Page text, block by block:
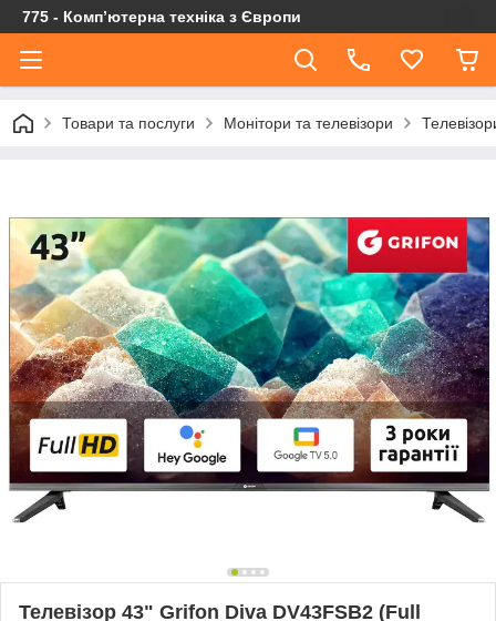
775 - Компʼютерна техніка з Європи
Товари та послуги Монітори та телевізори
Телевізор 43" Grifon Diva DV43FSB2 (Full